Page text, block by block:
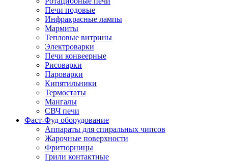
Печи подовые
Инфракрасные лампы
Мармиты
Тепловые витрины
Электроварки
Печи конвеерные
Рисоварки
Пароварки
Кипятильники
Термостаты
Мангалы
СВЧ печи
Фаст-Фуд оборудование
Аппараты для спиральных чипсов
Жарочные поверхности
Фритюрницы
Грили контактные